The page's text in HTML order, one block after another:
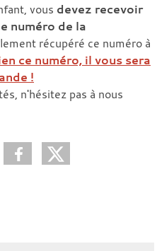
vous devez recevoir
numéro de la
récupéré ce numéro à
ce numéro, il vous sera
!
n'hésitez pas à nous